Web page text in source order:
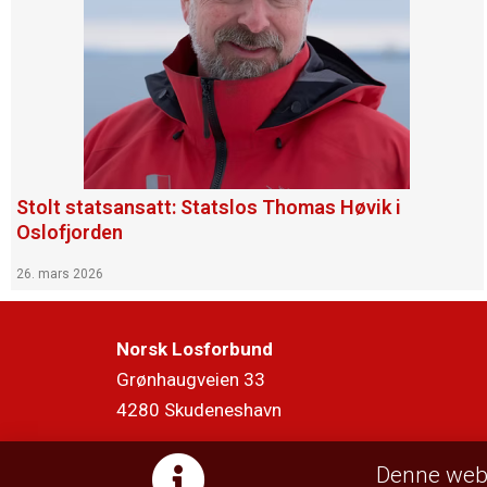
Stolt statsansatt: Statslos Thomas Høvik i
Oslofjorden
26. mars 2026
Norsk Losforbund
Grønhaugveien 33
4280 Skudeneshavn
Denne